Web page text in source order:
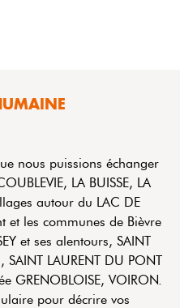
nous puissions échanger
LA BUISSE, LA
autour du LAC DE
et les communes de Bièvre
et ses alentours, SAINT
SAINT LAURENT DU PONT
GRENOBLOISE, VOIRON.
pour décrire vos